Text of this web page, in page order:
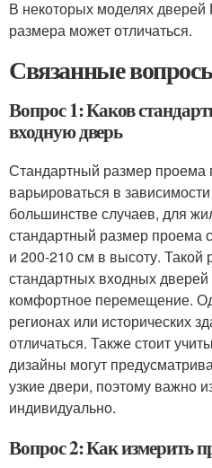
В некоторых моделях
размера может отличаться.
Связанные
Вопрос 1: Каков
входную дверь
Стандартный размер проема
варьироваться в
большинстве случаев, для
стандартный размер проема
и 200-210 см в высоту. Такой
стандартных входных дверей
комфортное перемещение.
регионах или исторических
отличаться. Также стоит
дизайны могут
узкие двери, поэтому важно
индивидуально.
Вопрос 2: Как измерить